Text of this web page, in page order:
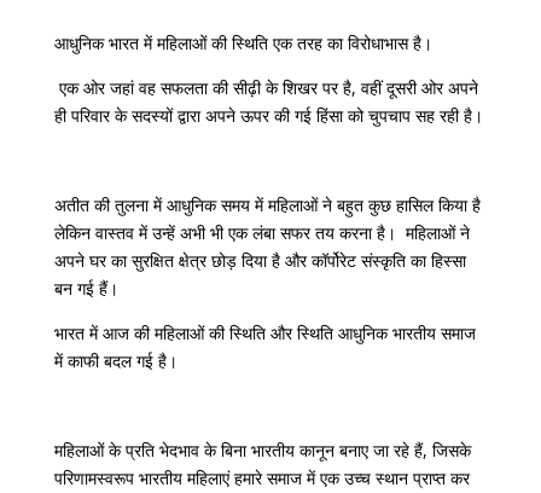
आधुनिक भारत में महिलाओं की स्थिति एक तरह का विरोधाभास है।
एक ओर जहां वह सफलता की सीढ़ी के शिखर पर है, वहीं दूसरी ओर अपने
ही परिवार के सदस्यों द्वारा अपने ऊपर की गई हिंसा को चुपचाप सह रही है।
अतीत की तुलना में आधुनिक समय में महिलाओं ने बहुत कुछ हासिल किया है
लेकिन वास्तव में उन्हें अभी भी एक लंबा सफर तय करना है। महिलाओं ने
अपने घर का सुरक्षित क्षेत्र छोड़ दिया है और कॉर्पोरेट संस्कृति का हिस्सा
बन गई हैं।
भारत में आज की महिलाओं की स्थिति और स्थिति आधुनिक भारतीय समाज
में काफी बदल गई है।
महिलाओं के प्रति भेदभाव के बिना भारतीय कानून बनाए जा रहे हैं, जिसके
परिणामस्वरूप भारतीय महिलाएं हमारे समाज में एक उच्च स्थान प्राप्त कर